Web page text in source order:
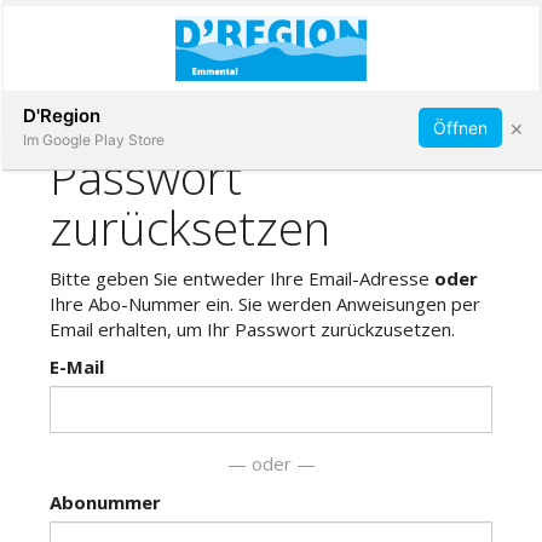
Immobilien
Veranstaltungen
Stellen
Abonnieren
D'Region
Im Google Play Store
Öffnen ×